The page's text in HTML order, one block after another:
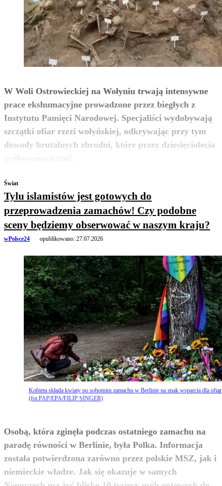
W Woli Ostrowieckiej na Wołyniu trwają intensywne
prace ekshumacyjne prowadzone przez biegłych z
Instytutu Pamięci Narodowej. Specjaliści wydobywają
szczątki ofiar rzezi wołyńskiej, odkrywając przy tym
dowody brutalnych zbrodni, które przez dziesięciolecia
zobacz więcej
Świat
Tylu islamistów jest gotowych do
przeprowadzenia zamachów! Czy podobne
sceny będziemy obserwować w naszym kraju?
wPolsce24 opublikowano: 27.07.2026
Kobieta składa kwiaty po sobotnim zamachu w Berlinie na znak wsparcia dla ofiar
(fot.PAP/EPA/FILIP SINGER)
Osobą, która zginęła podczas ostatniego zamachu na
paradę równości w Berlinie, była Polka. Informacja
została potwierdzona zarówno przez polskie MSZ, jak i
niemieckie władze. Jak się okazuje w samych